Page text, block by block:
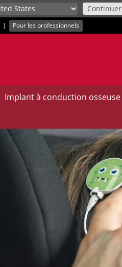
Continuer
| Pour les professionnels
Implant à conduction osseuse